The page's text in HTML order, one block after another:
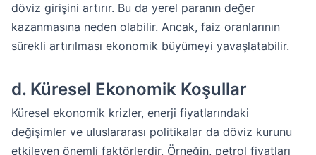
döviz girişini artırır. Bu da yerel paranın değer
kazanmasına neden olabilir. Ancak, faiz oranlarının
sürekli artırılması ekonomik büyümeyi yavaşlatabilir.
d. Küresel Ekonomik Koşullar
Küresel ekonomik krizler, enerji fiyatlarındaki
değişimler ve uluslararası politikalar da döviz kurunu
etkileyen önemli faktörlerdir. Örneğin, petrol fiyatları